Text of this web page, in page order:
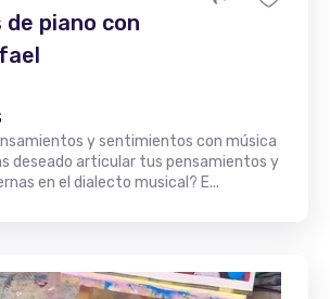
de piano con
y sentimientos con música
deseado articular tus pensamientos y
en el dialecto musical? E...